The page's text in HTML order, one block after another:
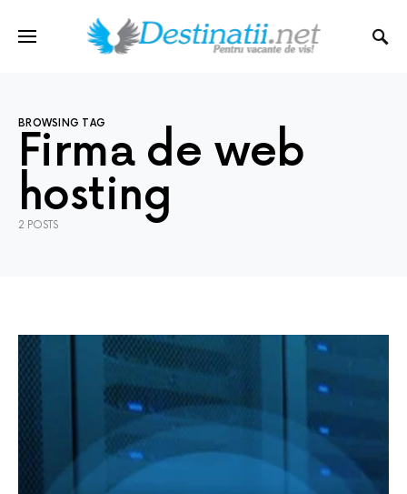
BROWSING TAG
Firma de web
hosting
2 POSTS